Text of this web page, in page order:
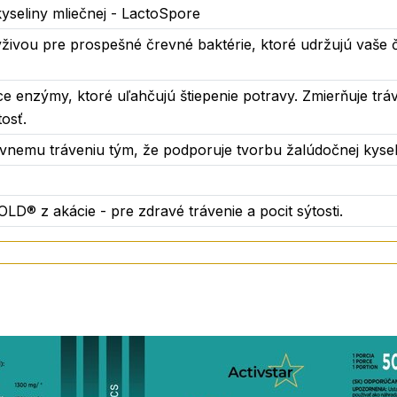
sú výživou pre prospešné črevné baktérie, ktoré udržujú
osviežujúcu príchuť marakuje, ktorá spríjemní
črevnej mikroflóre.
potravy.
mliečnej - LactoSpore
pre prospešné črevné baktérie, ktoré udržujú vaše
enzýmy, ktoré uľahčujú štiepenie potravy. Zmierňuje
tráveniu tým, že podporuje tvorbu žalúdočnej
z akácie - pre zdravé trávenie a pocit sýtosti.